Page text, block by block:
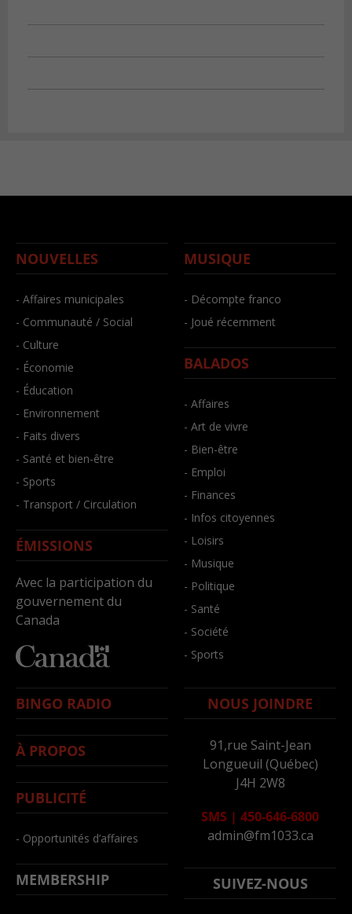
NOUVELLES
- Affaires municipales
- Communauté / Social
- Culture
- Économie
- Éducation
- Environnement
- Faits divers
- Santé et bien-être
- Sports
- Transport / Circulation
ÉMISSIONS
Avec la participation du
gouvernement du
Canada
MUSIQUE
- Décompte franco
- Joué récemment
BALADOS
- Affaires
- Art de vivre
- Bien-être
- Emploi
- Finances
- Infos citoyennes
- Loisirs
- Musique
- Politique
- Santé
- Société
- Sports
BINGO RADIO
À PROPOS
PUBLICITÉ
- Opportunités d’affaires
MEMBERSHIP
NOUS JOINDRE
91,rue Saint-Jean
Longueuil (Québec)
J4H 2W8
SMS | 450-646-6800
admin@fm1033.ca
SUIVEZ-NOUS